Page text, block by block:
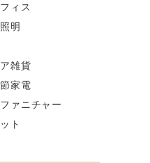
ィス
明
雑貨
家電
ァニチャー
ト